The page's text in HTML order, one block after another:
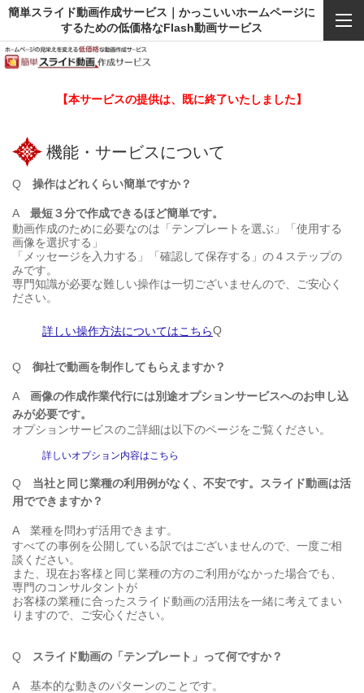
簡単スライド動画作成サービス｜かっこいいホームページに
するための低価格なFlash動画サービス
【本サービスの提供は、既に終了いたしました】
機能・サービスについて
Q 操作はどれくらい簡単ですか？
A 最短３分で作成できるほど簡単です。
動画作成のために必要なのは「テンプレートを選ぶ」「使用する
画像を選択する」
「メッセージを入力する」「確認して保存する」の４ステップの
みです。
専門知識が必要な難しい操作は一切ございませんので、ご安心く
ださい。
詳しい操作方法についてはこちらQ
Q 御社で動画を制作してもらえますか？
A 画像の作成作業代行には別途オプションサービスへのお申し込
みが必要です。
オプションサービスのご詳細は以下のページをご覧ください。
詳しいオプション内容はこちら
Q 当社と同じ業種の利用例がなく、不安です。スライド動画は活
用でできますか？
A 業種を問わず活用できます。
すべての事例を公開している訳ではございませんので、一度ご相
談ください。
また、現在お客様と同じ業種の方のご利用がなかった場合でも、
専門のコンサルタントが
お客様の業種に合ったスライド動画の活用法を一緒に考えてまい
りますので、ご安心ください。
Q スライド動画の「テンプレート」って何ですか？
A 基本的な動きのパターンのことです。